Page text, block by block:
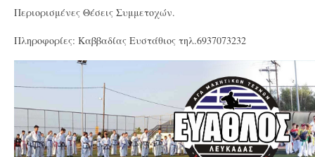
Περιορισμένες Θέσεις Συμμετοχών.
Πληροφορίες: Καββαδίας Ευστάθιος τηλ.6937073232